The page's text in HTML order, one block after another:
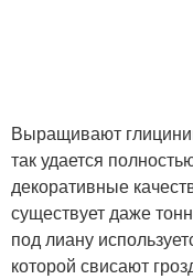
Выращивают
так удается
декоративные
существует даже
под лиану
которой свисают